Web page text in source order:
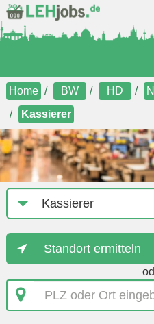
Home BW HD
Kassierer
Job-
Kategorie
Standort ermitteln
PLZ
oder